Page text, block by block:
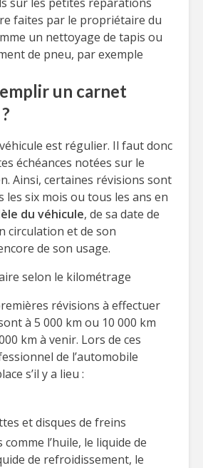
faites par le propriétaire du
un nettoyage de tapis ou
de pneu, par exemple
un carnet
est régulier. Il faut donc
échéances notées sur le
Ainsi, certaines révisions sont
les six mois ou tous les ans en
du véhicule, de sa date de
circulation et de son
de son usage.
selon le kilométrage
révisions à effectuer
à 5 000 km ou 10 000 km
km à venir. Lors de ces
de l’automobile
s’il y a lieu :
et disques de freins
comme l’huile, le liquide de
de refroidissement, le